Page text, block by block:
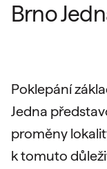
Brno
Poklepání
Jedna
proměny
k tomuto